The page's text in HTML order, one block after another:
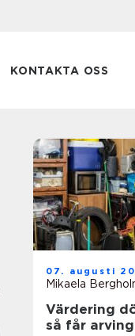
KONTAKTA OSS
07. augusti
Mikaela
Värdering
så får